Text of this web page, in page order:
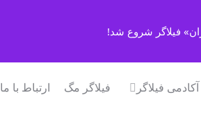
فیلاگر شروع شد!
آکادمی فیلاگر فیلاگر مگ ارتباط با ما